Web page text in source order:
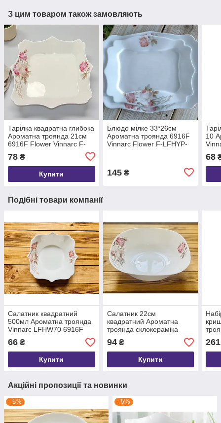
З цим товаром також замовляють
Тарілка квадратна глибока
Ароматна троянда 21см
6916F Flower Vinnarc F-
78 ₴
Купити
Блюдо мілке 33*26см
Ароматна троянда 6916F
Vinnarc Flower F-LFHYP-
145₴
10
68
Подібні товари компанії
Салатник квадратний
500мл Ароматна троянда
Vinnarc LFHW70 6916F
66 ₴
Купити
Салатник 22см
квадратний Ароматна
троянда склокераміка
Vinnarc 6916к
94₴
Купити
261
Акційні пропозиції та новинки
–5% –5%